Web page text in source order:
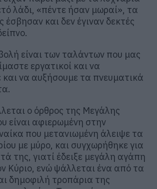
λάδι, «πέντε ήσαν μωραί», τα
έσβησαν και δεν έγιναν δεκτές
είναι των ταλάντων που μας
εργατικοί και να
και να αυξήσουμε τα πνευματικά
ο όρθρος της Μεγάλης
είναι αφιερωμένη στην
που μετανιωμένη άλειψε τα
με μύρο, και συγχωρήθηκε για
της, γιατί έδειξε μεγάλη αγάπη
Κύριο, ενώ ψάλλεται ένα από τα
δημοφιλή τροπάρια της